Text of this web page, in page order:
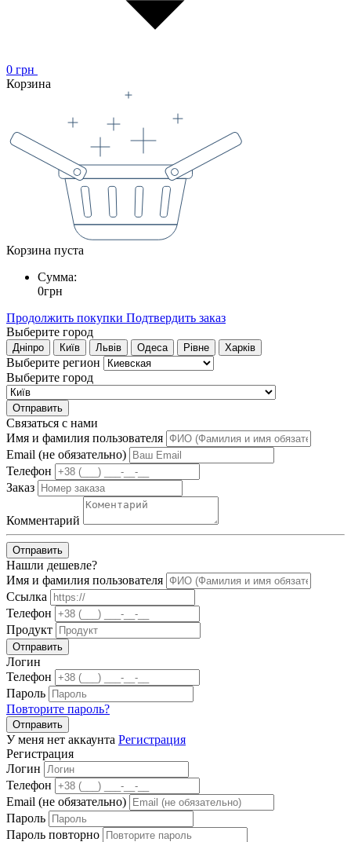
0 грн
Корзина
Корзина пуста
Сумма:
0грн
Продолжить покупки Подтвердить заказ
Выберите город
Дніпро Київ Львів Одеса Рівне Харків
Выберите регион
Выберите город
Отправить
Связаться с нами
Имя и фамилия пользователя
Email (не обязательно)
Телефон
Заказ
Комментарий
Отправить
Нашли дешевле?
Имя и фамилия пользователя
Ссылка
Телефон
Продукт
Отправить
Логин
Телефон
Пароль
Повторите пароль?
Отправить
У меня нет аккаунта Регистрация
Регистрация
Логин
Телефон
Email (не обязательно)
Пароль
Пароль повторно